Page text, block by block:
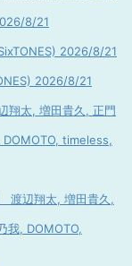
8/21
2026/8/21
2026/8/21
翔太, 増田貴久, 正門
DOMOTO, timeless,
渡辺翔太, 増田貴久,
我, DOMOTO,